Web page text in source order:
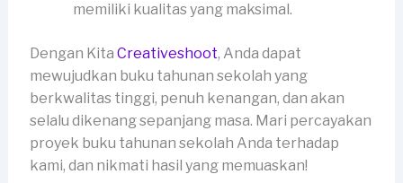
memiliki kualitas yang maksimal.
Dengan Kita Creativeshoot, Anda dapat
mewujudkan buku tahunan sekolah yang
berkwalitas tinggi, penuh kenangan, dan akan
selalu dikenang sepanjang masa. Mari percayakan
proyek buku tahunan sekolah Anda terhadap
kami, dan nikmati hasil yang memuaskan!